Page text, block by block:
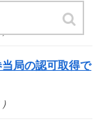
局の認可取得で